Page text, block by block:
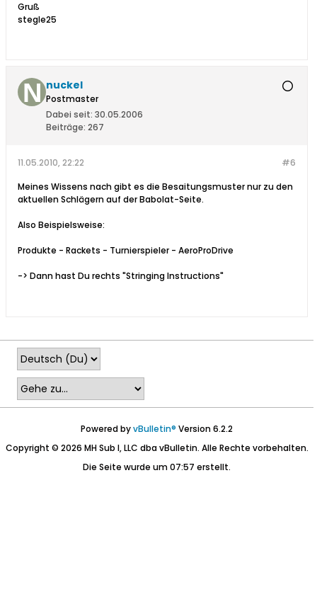
Gruß
stegle25
nuckel
Postmaster
Dabei seit: 30.05.2006
Beiträge: 267
#6
11.05.2010, 22:22
Meines Wissens nach gibt es die Besaitungsmuster nur zu den
aktuellen Schlägern auf der Babolat-Seite.
Also Beispielsweise:
Produkte - Rackets - Turnierspieler - AeroProDrive
-> Dann hast Du rechts "Stringing Instructions"
Powered byvBulletin® Version 6.2.2
Copyright © 2026 MH Sub I, LLC dba vBulletin. Alle Rechte vorbehalten.
Die Seite wurde um 07:57 erstellt.